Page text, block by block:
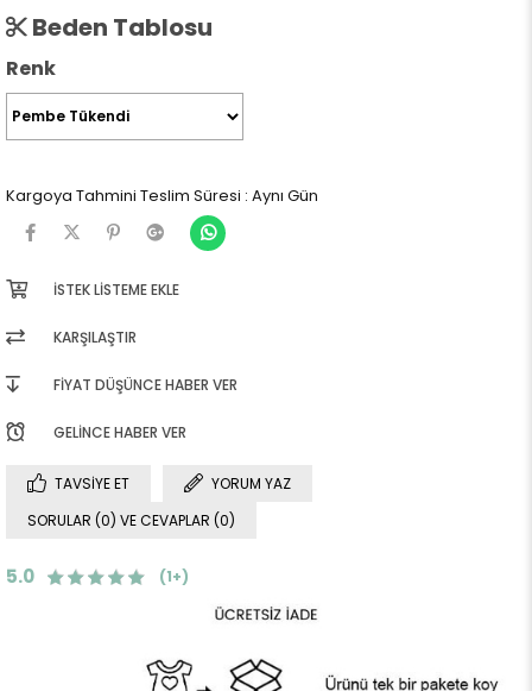
Beden Tablosu
Renk
Kargoya Tahmini Teslim Süresi : Aynı Gün
İSTEK LISTEME EKLE
KARŞILAŞTIR
FIYAT DÜŞÜNCE HABER VER
GELINCE HABER VER
TAVSIYE ET
YORUM YAZ
SORULAR (0) VE CEVAPLAR (0)
5.0 (1+)